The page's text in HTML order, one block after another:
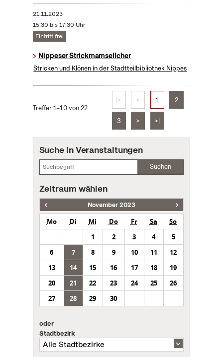
21.11.2023
15:30 bis 17:30 Uhr
Eintritt frei
Nippeser Strickmamsellcher
Stricken und Klönen in der Stadtteilbibliothek Nippes
Treffer 1–10 von 22
|< < 1 2
3 > >|
Suche in Veranstaltungen
Suchen
Zeitraum wählen
November 2023
Mo Di Mi Do Fr Sa
So
1
2 3 4
5
6
7 8 9 10 11
12
13
14 15 16 17 18
19
20
21 22 23 24 25
26
27
28 29 30
oder
Stadtbezirk